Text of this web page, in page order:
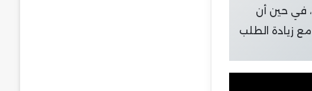
، في حين أن
مع زيادة الطلب